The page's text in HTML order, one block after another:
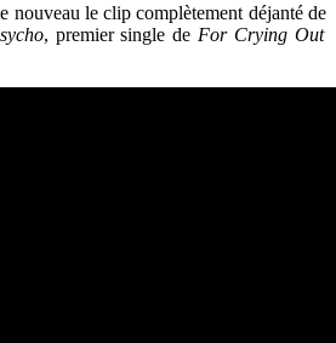
nouveau le clip complètement déjanté de
, premier single de For Crying Out